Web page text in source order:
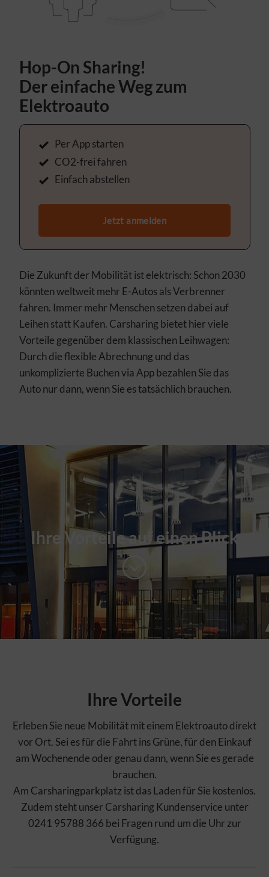
Hop-On Sharing!
Der einfache Weg zum
Elektroauto
Per App starten
CO2-frei fahren
Einfach abstellen
Jetzt anmelden
Die Zukunft der Mobilität ist elektrisch: Schon 2030
könnten weltweit mehr E-Autos als Verbrenner
fahren. Immer mehr Menschen setzen dabei auf
Leihen statt Kaufen. Carsharing bietet hier viele
Vorteile gegenüber dem klassischen Leihwagen:
Durch die flexible Abrechnung und das
unkomplizierte Buchen via App bezahlen Sie das
Auto nur dann, wenn Sie es tatsächlich brauchen.
Ihre Vorteile auf einen Blick
Ihre Vorteile
Erleben Sie neue Mobilität mit einem Elektroauto direkt
vor Ort. Sei es für die Fahrt ins Grüne, für den Einkauf
am Wochenende oder genau dann, wenn Sie es gerade
brauchen.
Am Carsharingparkplatz ist das Laden für Sie kostenlos.
Zudem steht unser Carsharing Kundenservice unter
0241 95788 366 bei Fragen rund um die Uhr zur
Verfügung.
DIESE WEBSITE MÖCHTE COOKIES